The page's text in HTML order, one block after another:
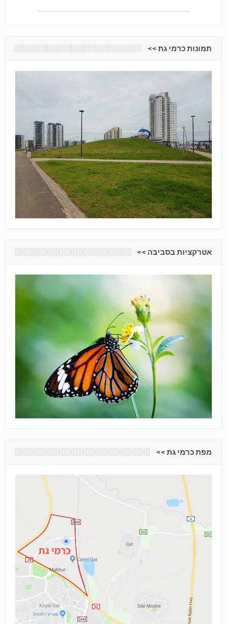
תמונות כרמי גת <<
אטרקציות בסביבה <<
מפת כרמי גת <<